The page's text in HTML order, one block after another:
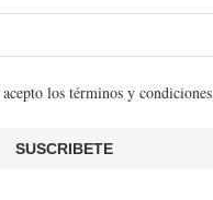
los términos y condiciones